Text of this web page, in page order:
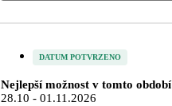
DATUM POTVRZENO
Nejlepší možnost v tomto
28.10 - 01.11.2026